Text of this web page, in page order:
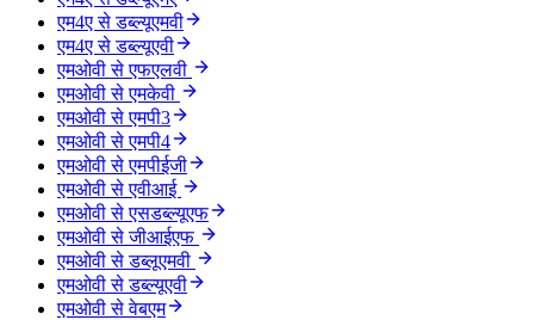
एम4ए से डब्ल्यूएमवी
एम4ए से डब्ल्यूएवी
एमओवी से एफएलवी
एमओवी से एमकेवी
एमओवी से एमपी3
एमओवी से एमपी4
एमओवी से एमपीईजी
एमओवी से एवीआई
एमओवी से एसडब्ल्यूएफ
एमओवी से जीआईएफ
एमओवी से डब्लूएमवी
एमओवी से डब्ल्यूएवी
एमओवी से वेबएम